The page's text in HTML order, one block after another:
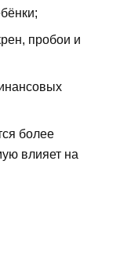
пробои и
более
влияет на